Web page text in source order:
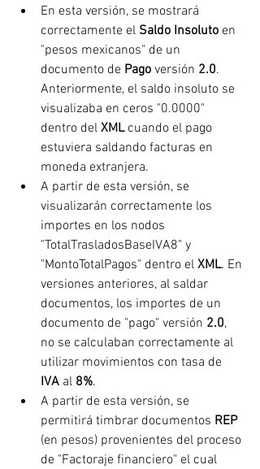
En esta versión, se mostrará
correctamente el Saldo Insoluto en
"pesos mexicanos" de un
documento de Pago versión 2.0.
Anteriormente, el saldo insoluto se
visualizaba en ceros "0.0000"
dentro del XML cuando el pago
estuviera saldando facturas en
moneda extranjera.
A partir de esta versión, se
visualizarán correctamente los
importes en los nodos
"TotalTrasladosBaseIVA8" y
"MontoTotalPagos" dentro el XML. En
versiones anteriores, al saldar
documentos, los importes de un
documento de "pago" versión 2.0,
no se calculaban correctamente al
utilizar movimientos con tasa de
IVA al 8%.
A partir de esta versión, se
permitirá timbrar documentos REP
(en pesos) provenientes del proceso
de "Factoraje financiero" el cual